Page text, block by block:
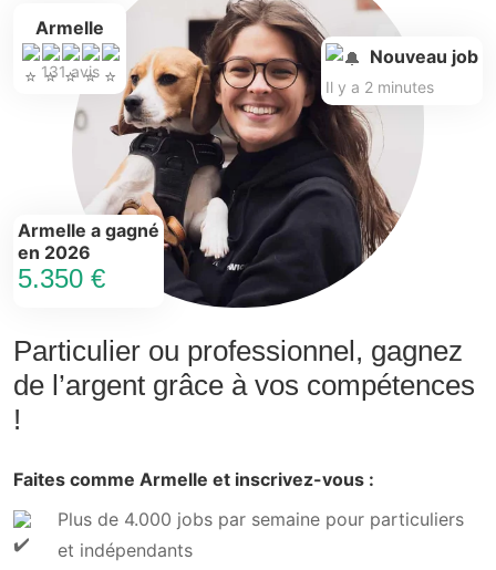
Particulier ou professionnel, gagnez
de l’argent grâce à vos compétences
!
Faites comme Armelle et inscrivez-vous :
Plus de 4.000 jobs par semaine pour particuliers
et indépendants
Armelle
131 avis
Armelle a gagné
en 2026
5.350 €
Nouveau job
Il y a 2 minutes